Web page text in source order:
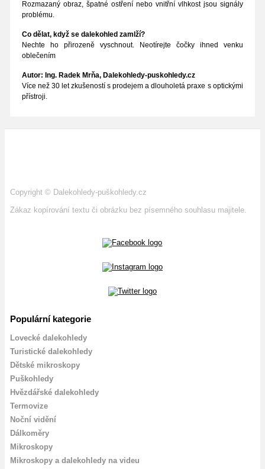
Rozmazaný obraz, špatné ostření nebo vnitřní vlhkost jsou signály
problému.
Co dělat, když se dalekohled zamlží?
Nechte ho přirozeně vyschnout. Neotírejte čočky ihned venku
oblečením
Autor: Ing. Radek Mrňa, Dalekohledy-puskohledy.cz
Více než 30 let zkušeností s prodejem a dlouholetá praxe s optickými
přístroji.
Copyright © Dalekohledy-puškohledy.cz
Zákaz kopírování textu či obrázku bez písemného souhlasu majitele.
Populární kategorie
Lovecké dalekohledy
Turistické dalekohledy
Dětské mikroskopy
Puškohledy
Hvězdářské dalekohledy
Termovize
Noční vidění
Dálkoměry
Mikroskopy
Mikroskopy a dalekohledy na videu